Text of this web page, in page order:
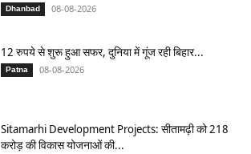
Dhanbad 08-08-2026
12 रुपये से शुरू हुआ सफर, दुनिया में गूंज रही बिहार...
Patna 08-08-2026
Sitamarhi Development Projects: सीतामढ़ी को 218
करोड़ की विकास योजनाओं की...